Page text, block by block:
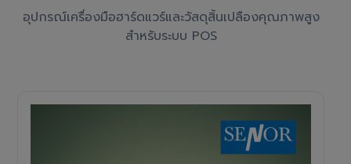
อุปกรณ์เครื่องมือฮาร์ดแวร์และวัสดุสิ้นเปลืองคุณภาพสูง
สำหรับระบบ POS